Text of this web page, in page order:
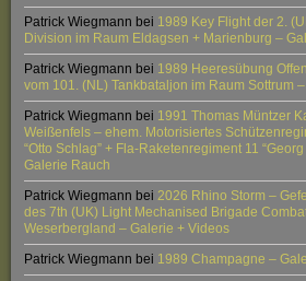
Patrick Wiegmann bei 1989 Key Flight der 2.
Division im Raum Eldagsen + Marienburg –
Patrick Wiegmann bei 1989 Heeresübung
vom 101. (NL) Tankbataljon im Raum Sottrum
Patrick Wiegmann bei 1991 Thomas Müntzer
Weißenfels – ehem. Motorisiertes
“Otto Schlag” + Fla-Raketenregiment 11
Galerie Rauch
Patrick Wiegmann bei 2026 Rhino Storm –
des 7th (UK) Light Mechanised Brigade
Weserbergland – Galerie + Videos
Patrick Wiegmann bei 1989 Champagne –